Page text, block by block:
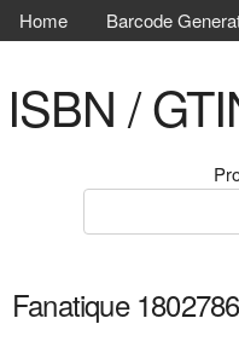
Home Barcode
ISBN /
Fanatique